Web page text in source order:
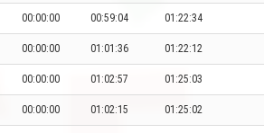
00:00:00 00:59:04 01:22:34
00:00:00 01:01:36 01:22:12
00:00:00 01:02:57 01:25:03
00:00:00 01:02:15 01:25:02